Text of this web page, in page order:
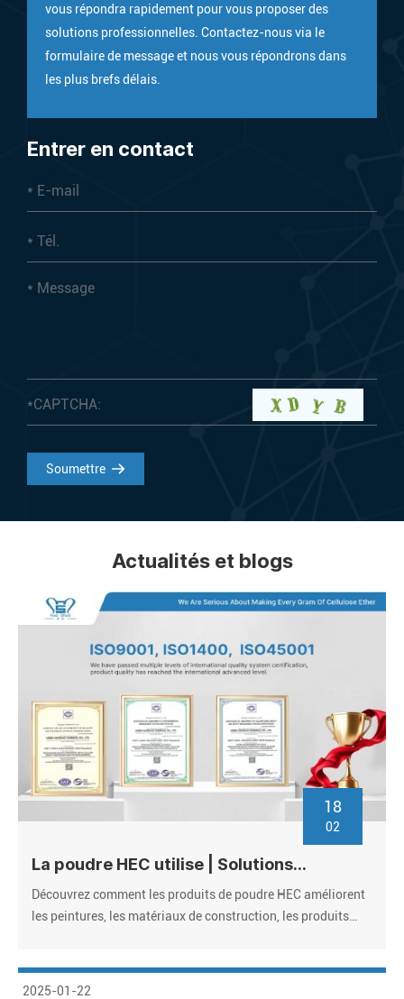
Entrer en contact
Soumettre
vous répondra rapidement pour vous proposer des
solutions professionnelles. Contactez-nous via le
formulaire de message et nous vous répondrons dans
les plus brefs délais.
Actualités et blogs
18
02
La poudre HEC utilise | Solutions
d'hydroxyéthyl-cellulose de qualité
industrielle
Découvrez comment les produits de poudre HEC améliorent
les peintures, les matériaux de construction, les produits
2025-01-22